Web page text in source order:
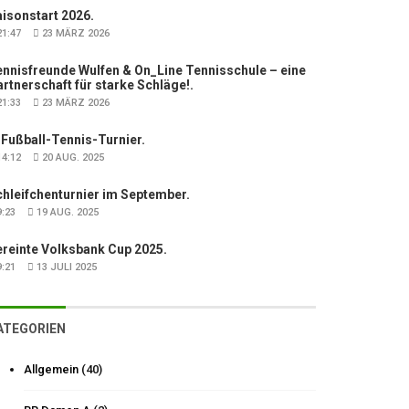
2026.
23 MÄRZ 2026
Wulfen & On_Line Tennisschule – eine
für starke Schläge!.
23 MÄRZ 2026
Fußball-Tennis-Turnier.
20 AUG. 2025
im September.
19 AUG. 2025
Volksbank Cup 2025.
13 JULI 2025
Allgemein (40)